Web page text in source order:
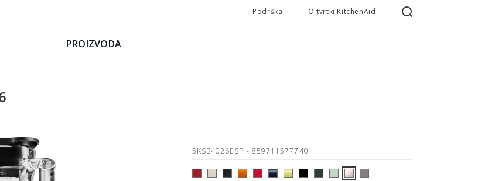
Podrška O tvrtki KitchenAid
PROIZVODA
5KSB4026ESP - 859711577740